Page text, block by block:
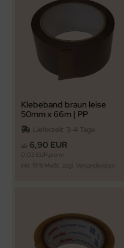
Klebeband braun leise
50mm x 66m | PP
Packband geräuscharm
lösungsmittelfrei |
Paketklebeband ab 3 Stk.
Lieferzeit: 3-4 Tage
ab 6,90 EUR
0,03 EUR pro m
inkl. 19 % MwSt. zzgl. Versandkosten